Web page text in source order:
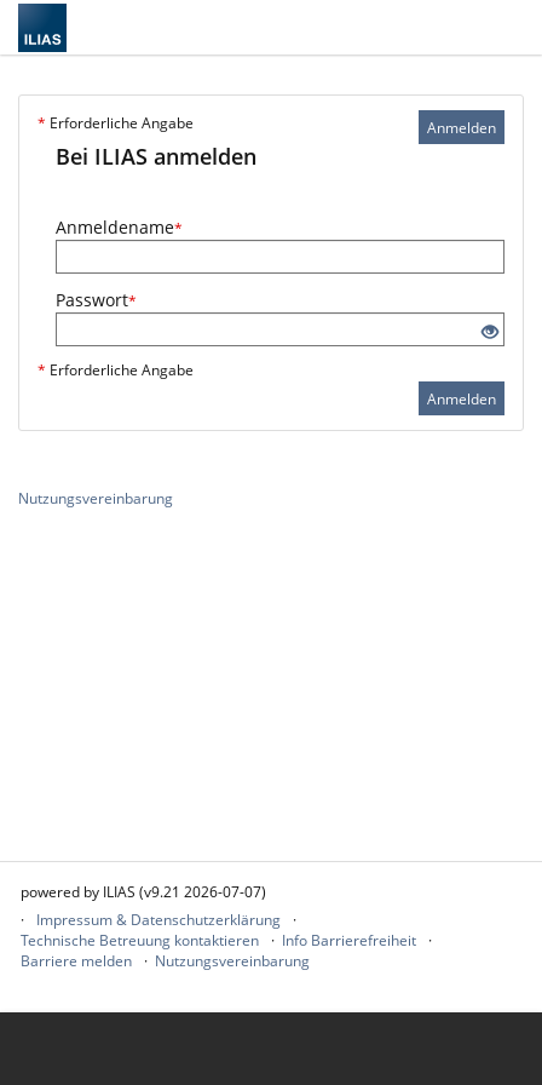
Anmelden
* Erforderliche Angabe
Bei ILIAS anmelden
Anmeldename*
Passwort*
* Erforderliche Angabe
Anmelden
Nutzungsvereinbarung
powered by ILIAS (v9.21 2026-07-07)
Impressum & Datenschutzerklärung
Technische Betreuung kontaktieren
Info Barrierefreiheit
Barriere melden
Nutzungsvereinbarung